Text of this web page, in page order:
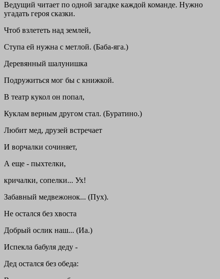
Ведущий читает по одной загадке каждой команде. Нужно
угадать героя сказки.
Чтоб взлететь над землей,
Ступа ей нужна с метлой. (Баба-яга.)
Деревянный шалунишка
Подружиться мог бы с книжкой.
В театр кукол он попал,
Куклам верным другом стал. (Буратино.)
Любит мед, друзей встречает
И ворчалки сочиняет,
А еще - пыхтелки,
кричалки, сопелки... Ух!
Забавный медвежонок... (Пух).
Не остался без хвоста
Добрый ослик наш... (Иа.)
Испекла бабуля деду -
Дед остался без обеда: